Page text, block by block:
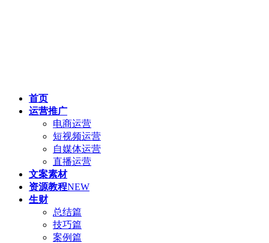
首页
运营推广
电商运营
短视频运营
自媒体运营
直播运营
文案素材
资源教程NEW
生财
总结篇
技巧篇
案例篇